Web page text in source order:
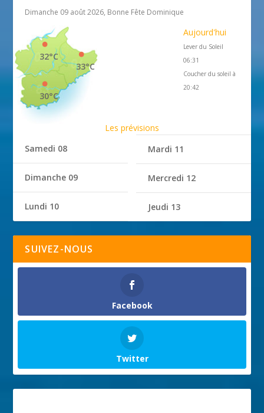
Dimanche 09 août 2026, Bonne Fête Dominique
33°C
32°C
30°C
Aujourd'hui
Lever du Soleil
06:31
Coucher du soleil à
20:42
Les prévisions
Samedi 08
Dimanche 09
Lundi 10
Mardi 11
Mercredi 12
Jeudi 13
SUIVEZ-NOUS
Facebook
Twitter